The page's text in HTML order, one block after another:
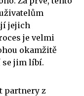
jejich
je velmi
okamžitě
jim líbí.
partnery z